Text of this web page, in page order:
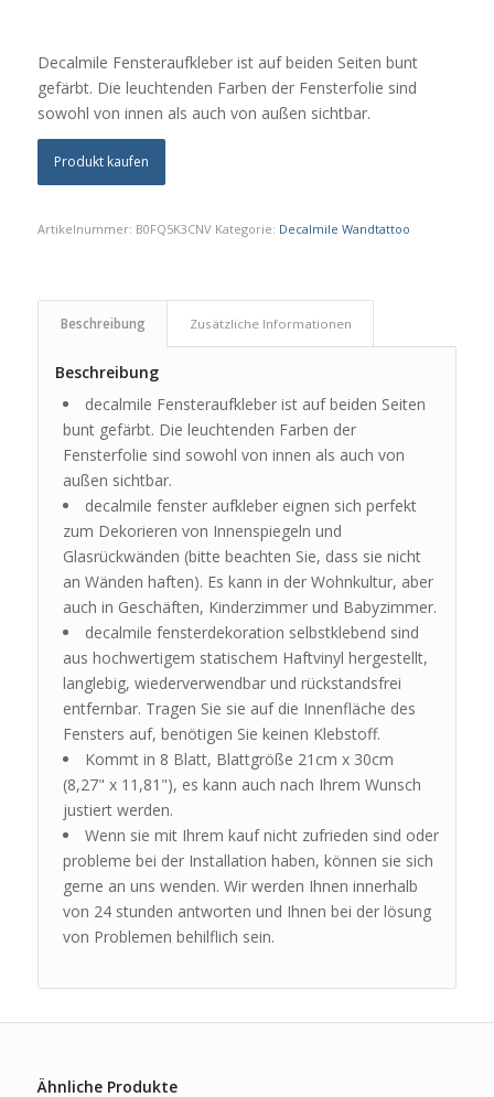
Decalmile Fensteraufkleber ist auf beiden Seiten bunt
gefärbt. Die leuchtenden Farben der Fensterfolie sind
sowohl von innen als auch von außen sichtbar.
Produkt kaufen
Artikelnummer: B0FQ5K3CNV Kategorie: Decalmile Wandtattoo
Beschreibung Zusätzliche Informationen
Beschreibung
decalmile Fensteraufkleber ist auf beiden Seiten
bunt gefärbt. Die leuchtenden Farben der
Fensterfolie sind sowohl von innen als auch von
außen sichtbar.
decalmile fenster aufkleber eignen sich perfekt
zum Dekorieren von Innenspiegeln und
Glasrückwänden (bitte beachten Sie, dass sie nicht
an Wänden haften). Es kann in der Wohnkultur, aber
auch in Geschäften, Kinderzimmer und Babyzimmer.
decalmile fensterdekoration selbstklebend sind
aus hochwertigem statischem Haftvinyl hergestellt,
langlebig, wiederverwendbar und rückstandsfrei
entfernbar. Tragen Sie sie auf die Innenfläche des
Fensters auf, benötigen Sie keinen Klebstoff.
Kommt in 8 Blatt, Blattgröße 21cm x 30cm
(8,27" x 11,81"), es kann auch nach Ihrem Wunsch
justiert werden.
Wenn sie mit Ihrem kauf nicht zufrieden sind oder
probleme bei der Installation haben, können sie sich
gerne an uns wenden. Wir werden Ihnen innerhalb
von 24 stunden antworten und Ihnen bei der lösung
von Problemen behilflich sein.
Ähnliche Produkte